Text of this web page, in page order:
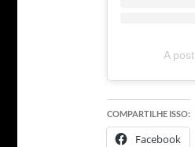
A
COMPARTILHE ISSO:
Facebook